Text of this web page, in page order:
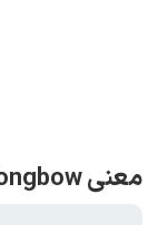
معنی longbow